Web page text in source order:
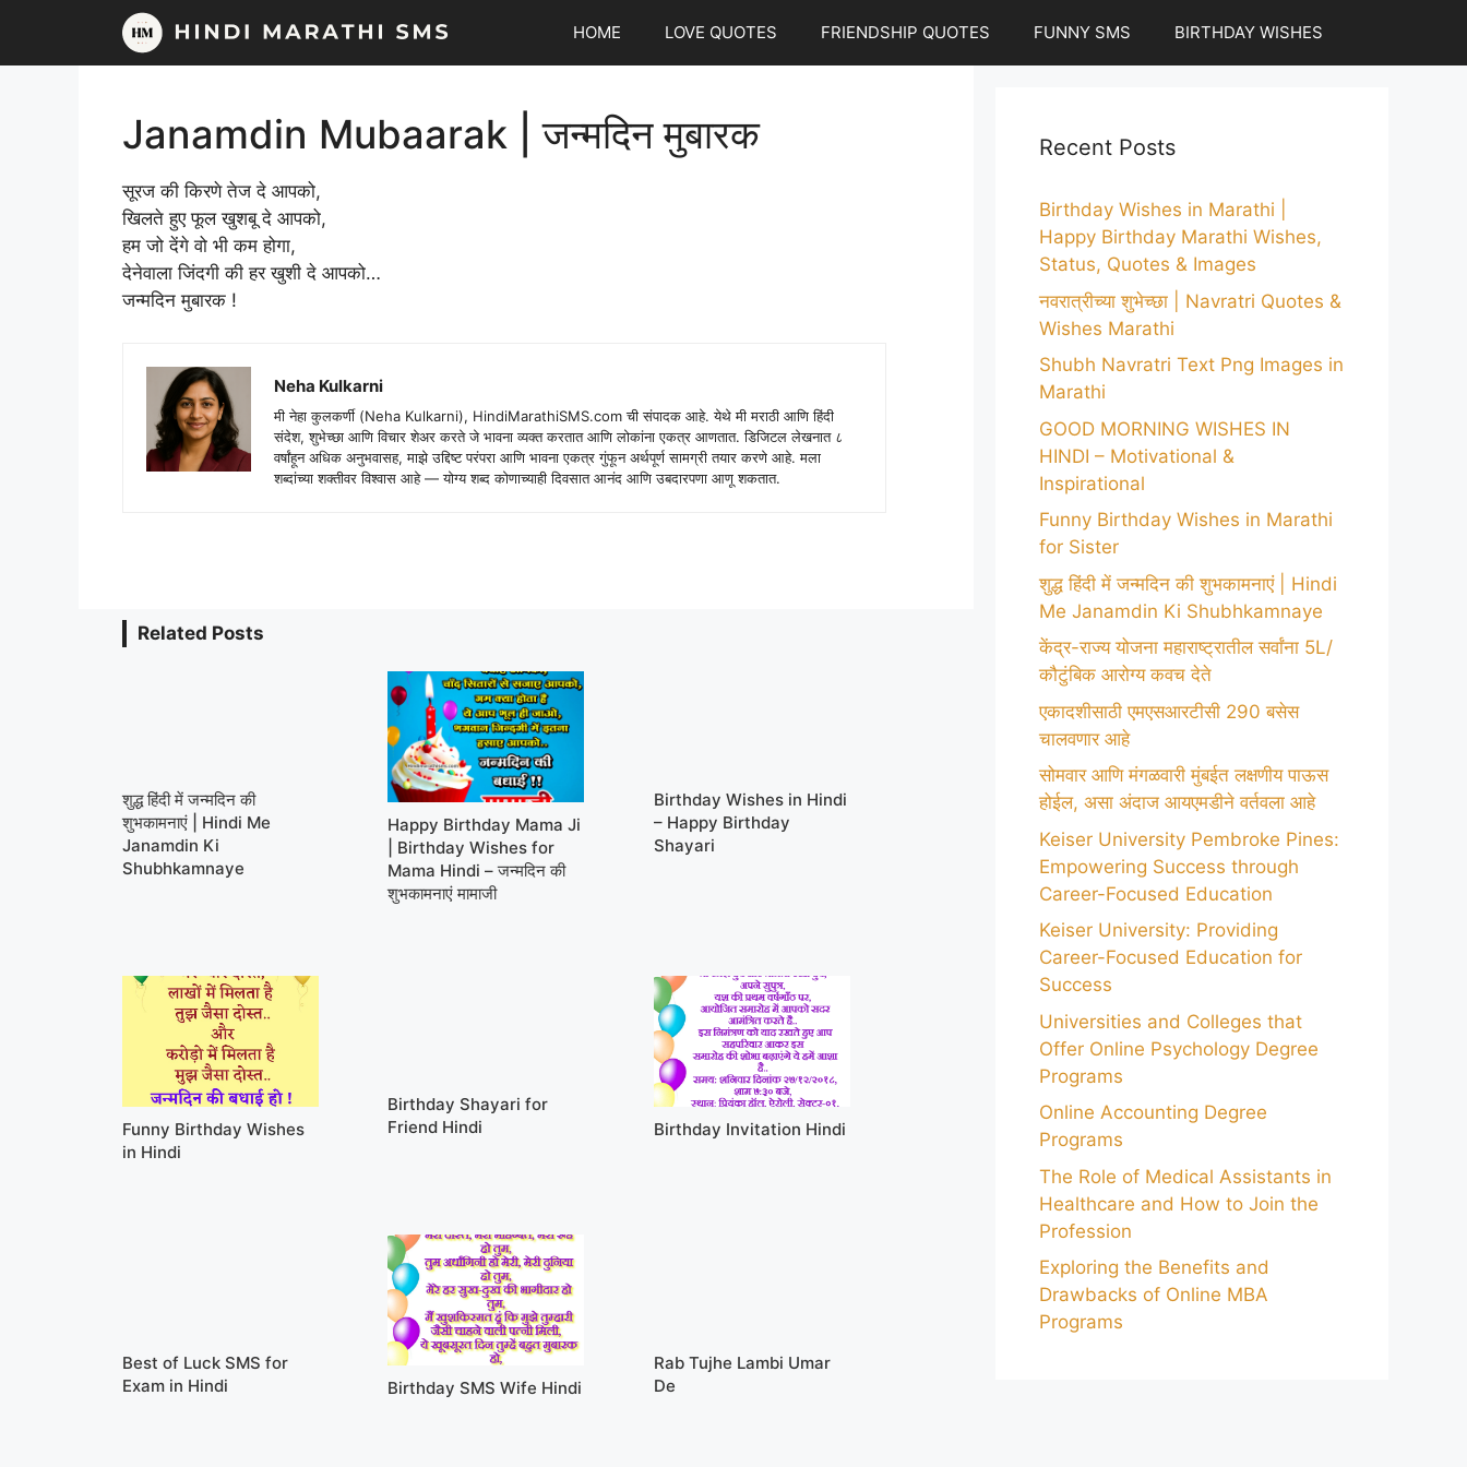
content
HOME LOVE QUOTES FRIENDSHIP QUOTES FUNNY SMS BIRTHDAY WISHES
Janamdin Mubaarak | जन्मदिन मुबारक
सूरज की किरणे तेज दे आपको,
खिलते हुए फूल खुशबू दे आपको,
हम जो देंगे वो भी कम होगा,
देनेवाला जिंदगी की हर खुशी दे आपको…
जन्मदिन मुबारक !
Neha Kulkarni
मी नेहा कुलकर्णी (Neha Kulkarni), HindiMarathiSMS.com ची संपादक आहे. येथे मी मराठी आणि हिंदी
संदेश, शुभेच्छा आणि विचार शेअर करते जे भावना व्यक्त करतात आणि लोकांना एकत्र आणतात. डिजिटल लेखनात ८
वर्षांहून अधिक अनुभवासह, माझे उद्दिष्ट परंपरा आणि भावना एकत्र गुंफून अर्थपूर्ण सामग्री तयार करणे आहे. मला
शब्दांच्या शक्तीवर विश्वास आहे — योग्य शब्द कोणाच्याही दिवसात आनंद आणि उबदारपणा आणू शकतात.
Related Posts
शुद्ध हिंदी में जन्मदिन की
शुभकामनाएं | Hindi Me
Janamdin Ki
Shubhkamnaye
Happy Birthday Mama Ji
| Birthday Wishes for
Mama Hindi – जन्मदिन की
शुभकामनाएं मामाजी
Birthday Wishes in Hindi
– Happy Birthday
Shayari
Funny Birthday Wishes
in Hindi
Birthday Shayari for
Friend Hindi
Birthday Invitation Hindi
Best of Luck SMS for
Exam in Hindi
Birthday SMS Wife Hindi
Rab Tujhe Lambi Umar
De
Recent Posts
Birthday Wishes in Marathi |
Happy Birthday Marathi Wishes,
Status, Quotes & Images
नवरात्रीच्या शुभेच्छा | Navratri Quotes &
Wishes Marathi
Shubh Navratri Text Png Images in
Marathi
GOOD MORNING WISHES IN
HINDI – Motivational &
Inspirational
Funny Birthday Wishes in Marathi
for Sister
शुद्ध हिंदी में जन्मदिन की शुभकामनाएं | Hindi
Me Janamdin Ki Shubhkamnaye
केंद्र-राज्य योजना महाराष्ट्रातील सर्वांना 5L/
कौटुंबिक आरोग्य कवच देते
एकादशीसाठी एमएसआरटीसी 290 बसेस
चालवणार आहे
सोमवार आणि मंगळवारी मुंबईत लक्षणीय पाऊस
होईल, असा अंदाज आयएमडीने वर्तवला आहे
Keiser University Pembroke Pines:
Empowering Success through
Career-Focused Education
Keiser University: Providing
Career-Focused Education for
Success
Universities and Colleges that
Offer Online Psychology Degree
Programs
Online Accounting Degree
Programs
The Role of Medical Assistants in
Healthcare and How to Join the
Profession
Exploring the Benefits and
Drawbacks of Online MBA
Programs